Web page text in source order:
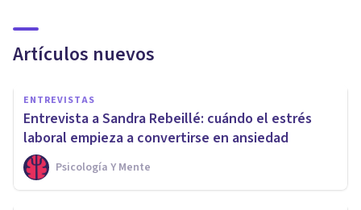
Artículos nuevos
ENTREVISTAS
Entrevista a Sandra Rebeillé: cuándo el estrés
laboral empieza a convertirse en ansiedad
Psicología Y Mente